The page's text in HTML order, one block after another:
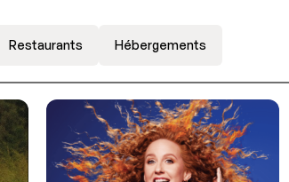
Restaurants Hébergements